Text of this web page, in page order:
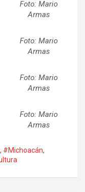
Foto: Mario
Armas
Foto: Mario
Armas
Foto: Mario
Armas
Foto: Mario
Armas
, #Michoacán,